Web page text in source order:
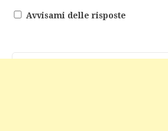
Avvisami delle risposte